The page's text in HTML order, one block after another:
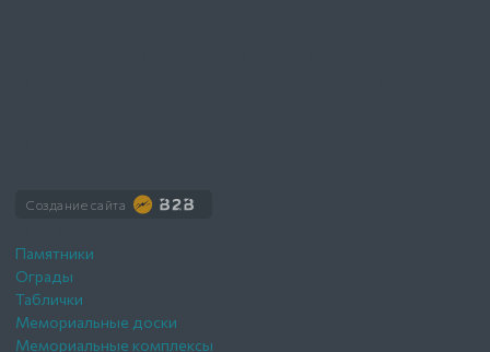
Создание сайта
Памятники
Ограды
Таблички
Мемориальные доски
Мемориальные комплексы